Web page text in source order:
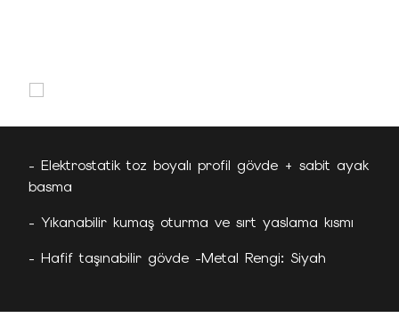
- Elektrostatik toz boyalı profil gövde + sabit ayak
basma
- Yıkanabilir kumaş oturma ve sırt yaslama kısmı
- Hafif taşınabilir gövde -Metal Rengi: Siyah